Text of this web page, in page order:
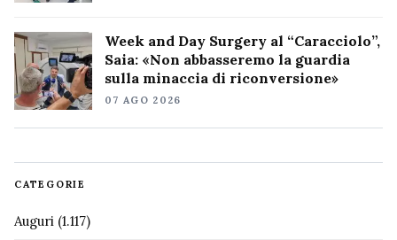
Week and Day Surgery al “Caracciolo”,
Saia: «Non abbasseremo la guardia
sulla minaccia di riconversione»
07 AGO 2026
CATEGORIE
Auguri (1.117)